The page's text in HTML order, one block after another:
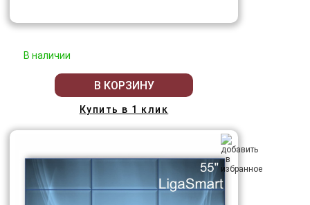
В наличии
В КОРЗИНУ
Купить в 1 клик